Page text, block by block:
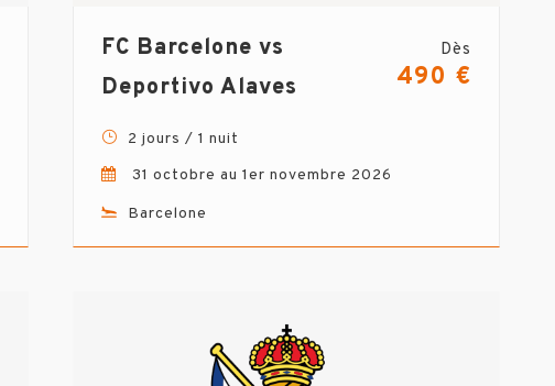
FC Barcelone vs
Deportivo Alaves
Dès
490 €
2 jours / 1 nuit
31 octobre au 1er novembre 2026
Barcelone